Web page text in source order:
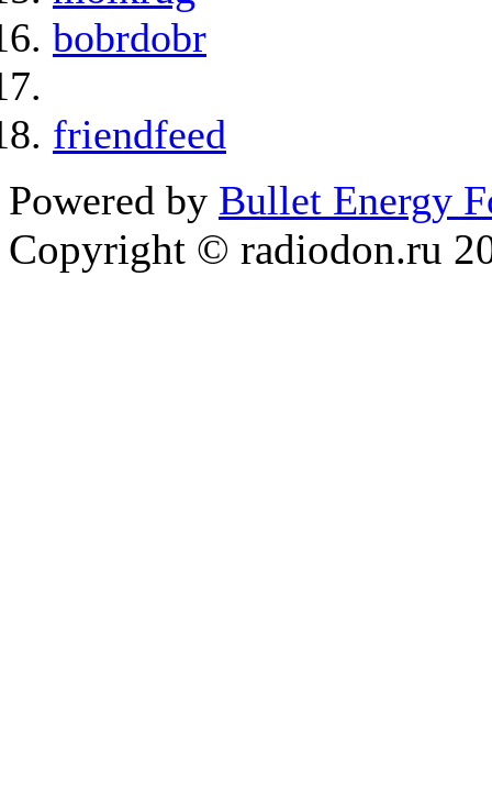
bobrdobr
friendfeed
Powered by Bullet Energy
Copyright © radiodon.ru